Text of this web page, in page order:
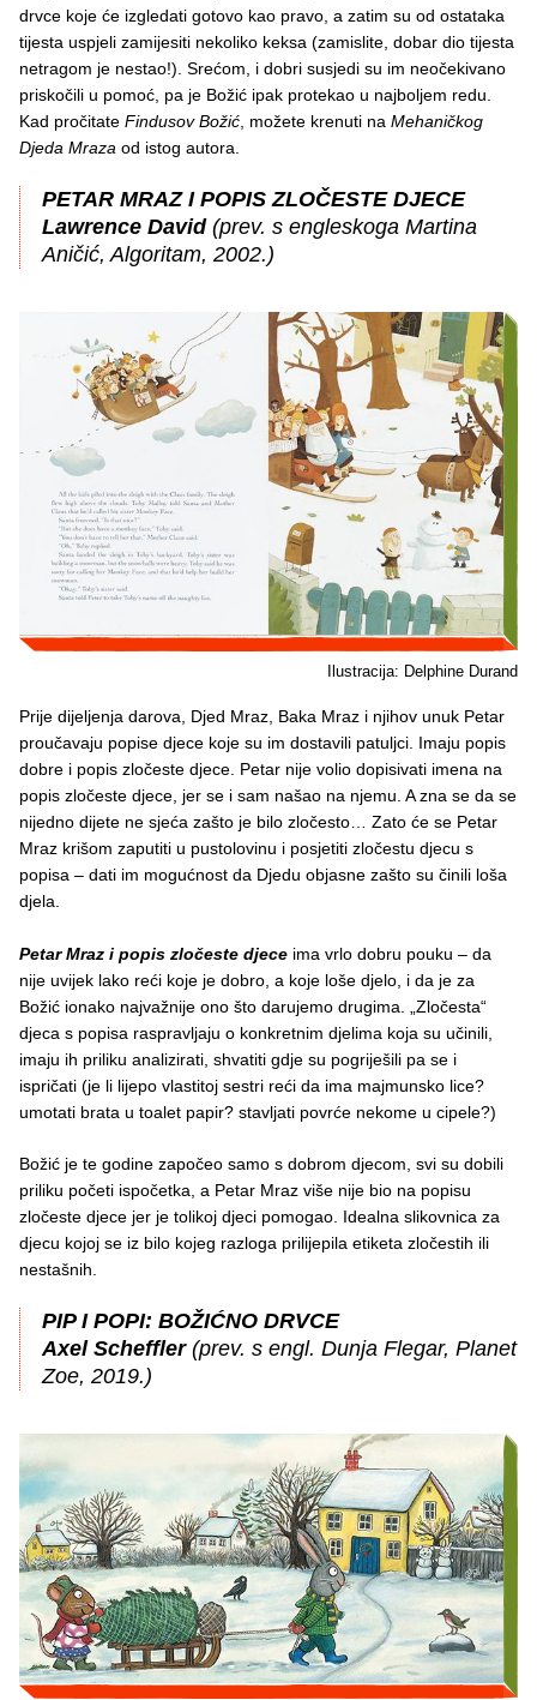
drvce koje će izgledati gotovo kao pravo, a zatim su od ostataka
tijesta uspjeli zamijesiti nekoliko keksa (zamislite, dobar dio tijesta
netragom je nestao!). Srećom, i dobri susjedi su im neočekivano
priskočili u pomoć, pa je Božić ipak protekao u najboljem redu.
Kad pročitate Findusov Božić , možete krenuti na Mehaničkog
Djeda Mraza od istog autora.
PETAR MRAZ I POPIS ZLOČESTE DJECE
Lawrence David(prev. s engleskoga Martina
Aničić, Algoritam, 2002.)
Ilustracija: Delphine Durand
Prije dijeljenja darova, Djed Mraz, Baka Mraz i njihov unuk Petar
proučavaju popise djece koje su im dostavili patuljci. Imaju popis
dobre i popis zločeste djece. Petar nije volio dopisivati imena na
popis zločeste djece, jer se i sam našao na njemu. A zna se da se
nijedno dijete ne sjeća zašto je bilo zločesto… Zato će se Petar
Mraz krišom zaputiti u pustolovinu i posjetiti zločestu djecu s
popisa – dati im mogućnost da Djedu objasne zašto su činili loša
djela.
Petar Mraz i popis zločeste djece ima vrlo dobru pouku – da
nije uvijek lako reći koje je dobro, a koje loše djelo, i da je za
Božić ionako najvažnije ono što darujemo drugima. „Zločesta“
djeca s popisa raspravljaju o konkretnim djelima koja su učinili,
imaju ih priliku analizirati, shvatiti gdje su pogriješili pa se i
ispričati (je li lijepo vlastitoj sestri reći da ima majmunsko lice?
umotati brata u toalet papir? stavljati povrće nekome u cipele?)
Božić je te godine započeo samo s dobrom djecom, svi su dobili
priliku početi ispočetka, a Petar Mraz više nije bio na popisu
zločeste djece jer je tolikoj djeci pomogao. Idealna slikovnica za
djecu kojoj se iz bilo kojeg razloga prilijepila etiketa zločestih ili
nestašnih.
PIP I POPI: BOŽIĆNO DRVCE
Axel Scheffler(prev. s engl. Dunja Flegar, Planet
Zoe, 2019.)